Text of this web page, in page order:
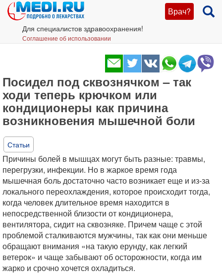
Врач?
Для специалистов здравоохранения!
Соглашение об использовании
Посидел под сквознячком – так
ходи теперь крючком или
кондиционеры как причина
возникновения мышечной боли
Статьи
Причины болей в мышцах могут быть разные: травмы,
перегрузки, инфекции. Но в жаркое время года
мышечная боль достаточно часто возникает еще и из-за
локального переохлаждения, которое происходит тогда,
когда человек длительное время находится в
непосредственной близости от кондиционера,
вентилятора, сидит на сквозняке. Причем чаще с этой
проблемой сталкиваются мужчины, так как они меньше
обращают внимания «на такую ерунду, как легкий
ветерок» и чаще забывают об осторожности, когда им
жарко и срочно хочется охладиться.